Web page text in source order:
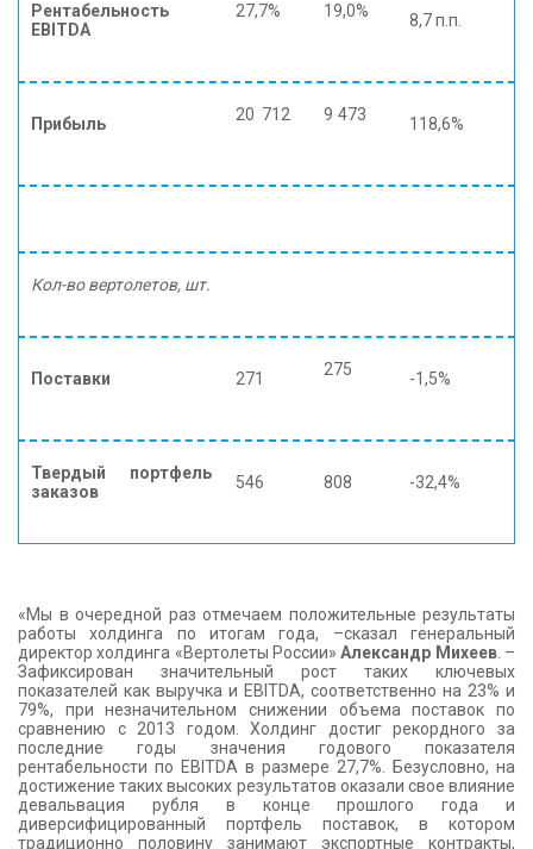
Рентабельность
EBITDA
27,7% 19,0% 8,7 п.п.
Прибыль 20 712 9 473 118,6%
Кол-во вертолетов, шт.
Поставки 271 275 -1,5%
Твердый портфель
заказов
546 808 -32,4%
«Мы в очередной раз отмечаем положительные результаты
работы холдинга по итогам года, –сказал генеральный
директор холдинга «Вертолеты России»Александр Михеев. –
Зафиксирован значительный рост таких ключевых
показателей как выручка и EBITDA, соответственно на 23% и
79%, при незначительном снижении объема поставок по
сравнению с 2013 годом. Холдинг достиг рекордного за
последние годы значения годового показателя
рентабельности по EBITDA в размере 27,7%. Безусловно, на
достижение таких высоких результатов оказали свое влияние
девальвация рубля в конце прошлого года и
диверсифицированный портфель поставок, в котором
традиционно половину занимают экспортные контракты,